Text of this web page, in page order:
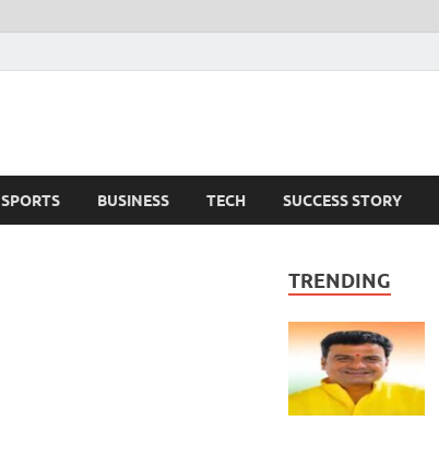
SPORTS BUSINESS TECH SUCCESS STORY
TRENDING